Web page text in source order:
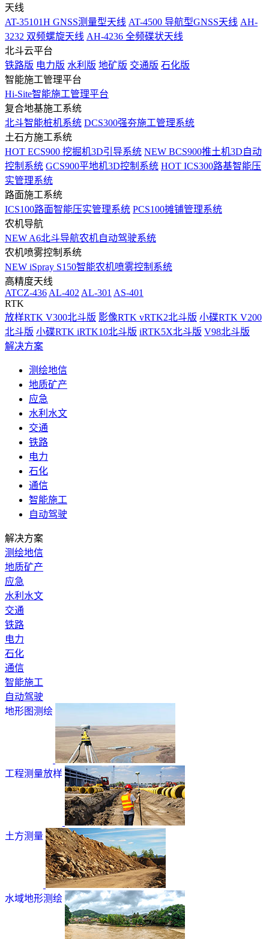
天线
AT-35101H GNSS测量型天线 AT-4500 导航型GNSS天线 AH-
3232 双频螺旋天线 AH-4236 全频碟状天线
北斗云平台
铁路版 电力版 水利版 地矿版 交通版 石化版
智能施工管理平台
Hi-Site智能施工管理平台
复合地基施工系统
北斗智能桩机系统 DCS300强夯施工管理系统
土石方施工系统
HOT ECS900 挖掘机3D引导系统 NEW BCS900推土机3D自动
控制系统 GCS900平地机3D控制系统 HOT ICS300路基智能压
实管理系统
路面施工系统
ICS100路面智能压实管理系统 PCS100摊铺管理系统
农机导航
NEW A6北斗导航农机自动驾驶系统
农机喷雾控制系统
NEW iSpray S150智能农机喷雾控制系统
高精度天线
ATCZ-436 AL-402 AL-301 AS-401
RTK
放样RTK V300北斗版 影像RTK vRTK2北斗版 小碟RTK V200
北斗版 小碟RTK iRTK10北斗版 iRTK5X北斗版 V98北斗版
解决方案
测绘地信
地质矿产
应急
水利水文
交通
铁路
电力
石化
通信
智能施工
自动驾驶
解决方案
测绘地信
地质矿产
应急
水利水文
交通
铁路
电力
石化
通信
智能施工
自动驾驶
地形图测绘
工程测量放样
土方测量
水域地形测绘